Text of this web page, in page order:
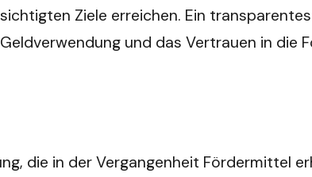
Ziele erreichen. Ein
und das Vertrauen in die
die in der Vergangenheit Fördermittel